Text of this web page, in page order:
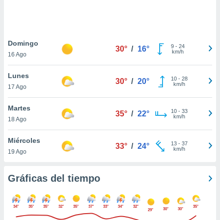
únicos
similares
como
sitio
de
posible
en
a lo que
Para
su
Domingo
16 Ago
30° / 16° 9- 24
km/h
Lunes
17 Ago
30° / 20° 10- 28
km/h
Martes
18 Ago
35° / 22° 10- 33
km/h
Miércoles
19 Ago
33° / 24° 13- 37
km/h
Gráficas del tiempo
34° 35° 35° 32° 35° 37° 33° 34° 32°
29° 30° 30°
35°